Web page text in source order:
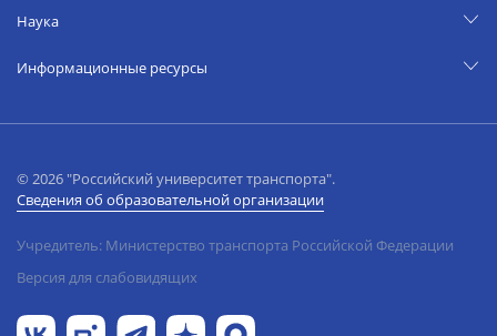
Наука
Информационные ресурсы
© 2026 "Российский университет транспорта".
Сведения об образовательной организации
Учредитель: Министерство транспорта Российской Федерации
Версия для слабовидящих